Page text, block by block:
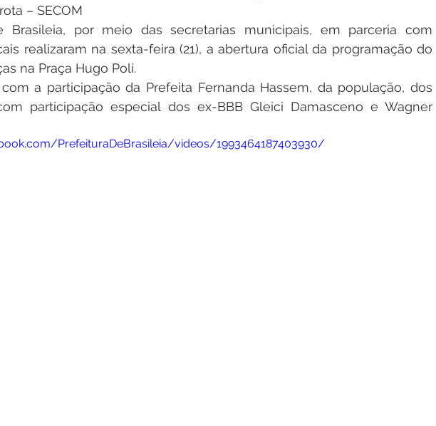
Nota de Esclarecimento Emenda Parlamentar Nota de Pesar Defesa Civil
Comunidade Seminários Segurança pública Inauguração
Lazer Aviso
– SECOM
Brasileia, por meio das secretarias municipais, em parceria com
realizaram na sexta-feira (21), a abertura oficial da programação do
na Praça Hugo Poli.
a participação da Prefeita Fernanda Hassem, da população, dos
participação especial dos ex-BBB Gleici Damasceno e Wagner
PrefeituraDeBrasileia/videos/1993464187403930/